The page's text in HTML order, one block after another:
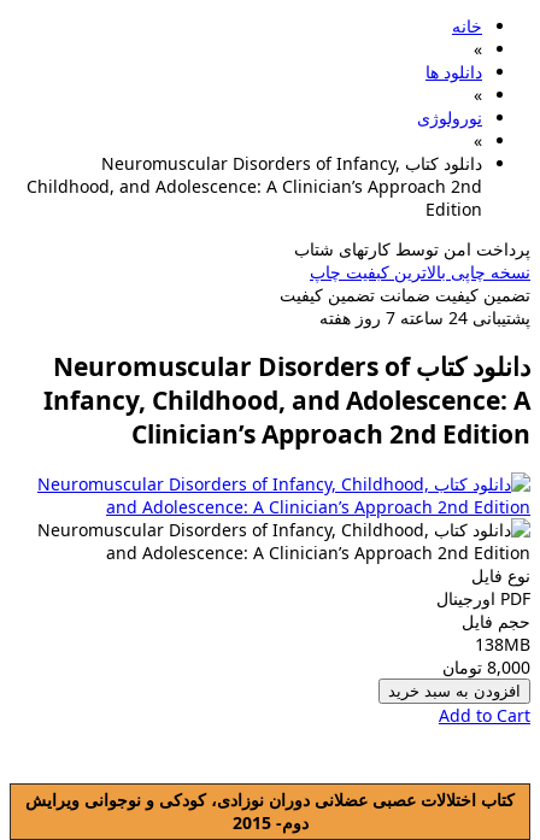
خانه
»
دانلود ها
»
نورولوژی
»
دانلود کتاب Neuromuscular Disorders of Infancy,
Childhood, and Adolescence: A Clinician’s Approach 2nd
Edition
پرداخت امن توسط کارتهای شتاب
نسخه چاپی بالاترین کبفیت چاپ
تضمین کیفیت ضمانت تضمین کیفیت
پشتیبانی 24 ساعته 7 روز هفته
دانلود کتاب Neuromuscular Disorders of
Infancy, Childhood, and Adolescence: A
Clinician’s Approach 2nd Edition
نوع فایل
PDF اورجينال
حجم فایل
138MB
8,000 تومان
افزودن به سبد خرید
Add to Cart
کتاب اختلالات عصبی عضلانی دوران نوزادی، کودکی و نوجوانی ویرایش
دوم- 2015